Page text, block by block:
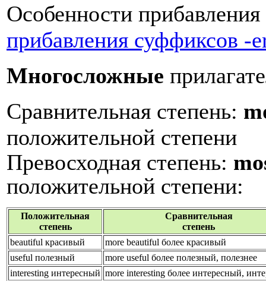
Особенности
прибавления суффиксов -
Многосложные
Сравнительная степень:
положительной степени
Превосходная степень:
положительной степени:
Положительная
степень
Сравнительная
степень
beautiful красивый
more beautiful более красивый
useful полезный
more useful более полезный, полезнее
interesting интересный more interesting более интересный,